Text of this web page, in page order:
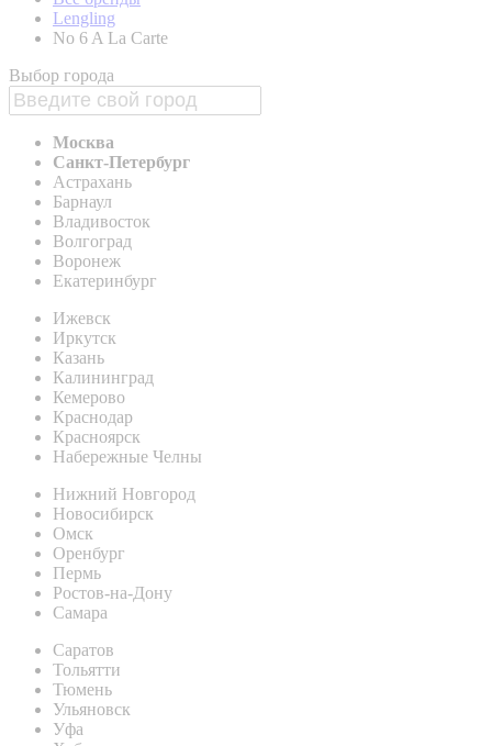
Lengling
No 6 A La Carte
Выбор города
Москва
Санкт-Петербург
Астрахань
Барнаул
Владивосток
Волгоград
Воронеж
Екатеринбург
Ижевск
Иркутск
Казань
Калининград
Кемерово
Краснодар
Красноярск
Набережные Челны
Нижний Новгород
Новосибирск
Омск
Оренбург
Пермь
Ростов-на-Дону
Самара
Саратов
Тольятти
Тюмень
Ульяновск
Уфа